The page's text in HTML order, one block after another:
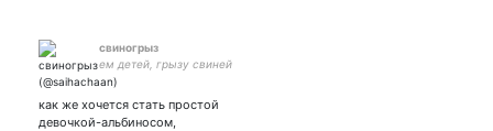
свиногрыз
ем детей, грызу свиней
как же хочется стать простой
девочкой-альбиносом,